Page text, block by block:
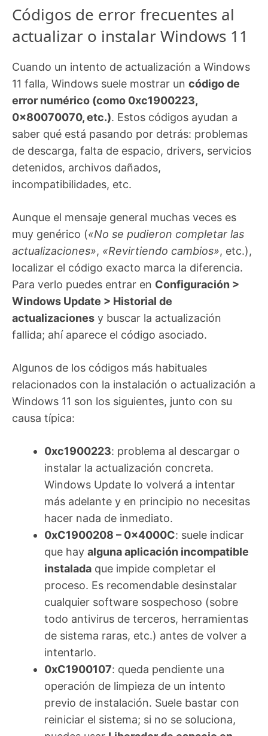
Códigos de error frecuentes al
actualizar o instalar Windows 11
Cuando un intento de actualización a Windows
11 falla, Windows suele mostrar un código de
error numérico (como 0xc1900223,
0x80070070, etc.). Estos códigos ayudan a
saber qué está pasando por detrás: problemas
de descarga, falta de espacio, drivers, servicios
detenidos, archivos dañados,
incompatibilidades, etc.
Aunque el mensaje general muchas veces es
muy genérico («No se pudieron completar las
actualizaciones», «Revirtiendo cambios», etc.),
localizar el código exacto marca la diferencia.
Para verlo puedes entrar en Configuración >
Windows Update > Historial de
actualizaciones y buscar la actualización
fallida; ahí aparece el código asociado.
Algunos de los códigos más habituales
relacionados con la instalación o actualización a
Windows 11 son los siguientes, junto con su
causa típica:
0xc1900223: problema al descargar o
instalar la actualización concreta.
Windows Update lo volverá a intentar
más adelante y en principio no necesitas
hacer nada de inmediato.
0xC1900208 – 0x4000C: suele indicar
que hay alguna aplicación incompatible
instalada que impide completar el
proceso. Es recomendable desinstalar
cualquier software sospechoso (sobre
todo antivirus de terceros, herramientas
de sistema raras, etc.) antes de volver a
intentarlo.
0xC1900107: queda pendiente una
operación de limpieza de un intento
previo de instalación. Suele bastar con
reiniciar el sistema; si no se soluciona,